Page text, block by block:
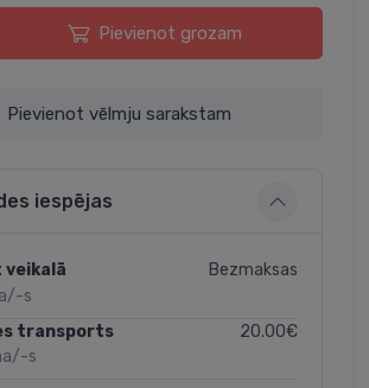
Pievienot grozam
Pievienot vēlmju sarakstam
iespējas
veikalā
s
Bezmaksas
transports
s
20.00€